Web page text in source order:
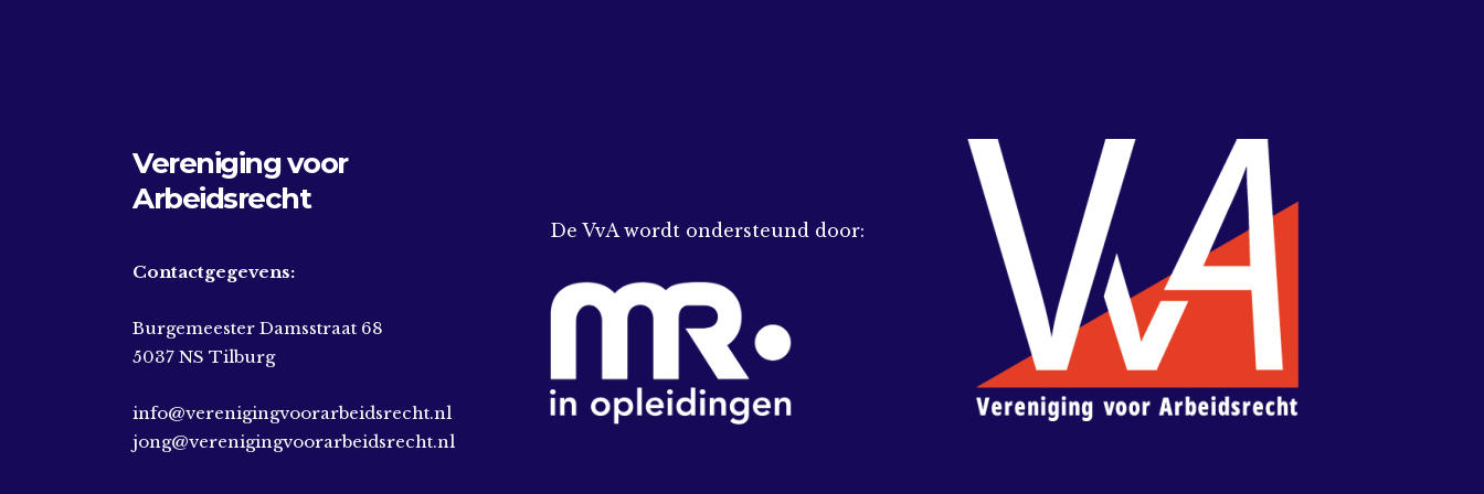
Vereniging voor
Arbeidsrecht
Contactgegevens:
Burgemeester Damsstraat 68
5037 NS Tilburg
info@verenigingvoorarbeidsrecht.nl
jong@verenigingvoorarbeidsrecht.nl
De VvA wordt ondersteund door: